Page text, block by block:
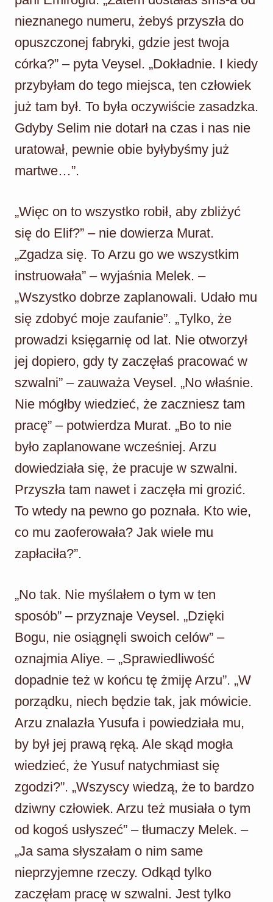
nieznanego numeru, żebyś przyszła do
opuszczonej fabryki, gdzie jest twoja
córka?” – pyta Veysel. „Dokładnie. I kiedy
przybyłam do tego miejsca, ten człowiek
już tam był. To była oczywiście zasadzka.
Gdyby Selim nie dotarł na czas i nas nie
uratował, pewnie obie byłybyśmy już
martwe…”.
„Więc on to wszystko robił, aby zbliżyć
się do Elif?” – nie dowierza Murat.
„Zgadza się. To Arzu go we wszystkim
instruowała” – wyjaśnia Melek. –
„Wszystko dobrze zaplanowali. Udało mu
się zdobyć moje zaufanie”. „Tylko, że
prowadzi księgarnię od lat. Nie otworzył
jej dopiero, gdy ty zaczęłaś pracować w
szwalni” – zauważa Veysel. „No właśnie.
Nie mógłby wiedzieć, że zaczniesz tam
pracę” – potwierdza Murat. „Bo to nie
było zaplanowane wcześniej. Arzu
dowiedziała się, że pracuje w szwalni.
Przyszła tam nawet i zaczęła mi grozić.
To wtedy na pewno go poznała. Kto wie,
co mu zaoferowała? Jak wiele mu
zapłaciła?”.
„No tak. Nie myślałem o tym w ten
sposób” – przyznaje Veysel. „Dzięki
Bogu, nie osiągnęli swoich celów” –
oznajmia Aliye. – „Sprawiedliwość
dopadnie też w końcu tę żmiję Arzu”. „W
porządku, niech będzie tak, jak mówicie.
Arzu znalazła Yusufa i powiedziała mu,
by był jej prawą ręką. Ale skąd mogła
wiedzieć, że Yusuf natychmiast się
zgodzi?”. „Wszyscy wiedzą, że to bardzo
dziwny człowiek. Arzu też musiała o tym
od kogoś usłyszeć” – tłumaczy Melek. –
„Ja sama słyszałam o nim same
nieprzyjemne rzeczy. Odkąd tylko
zaczęłam pracę w szwalni. Jest tylko